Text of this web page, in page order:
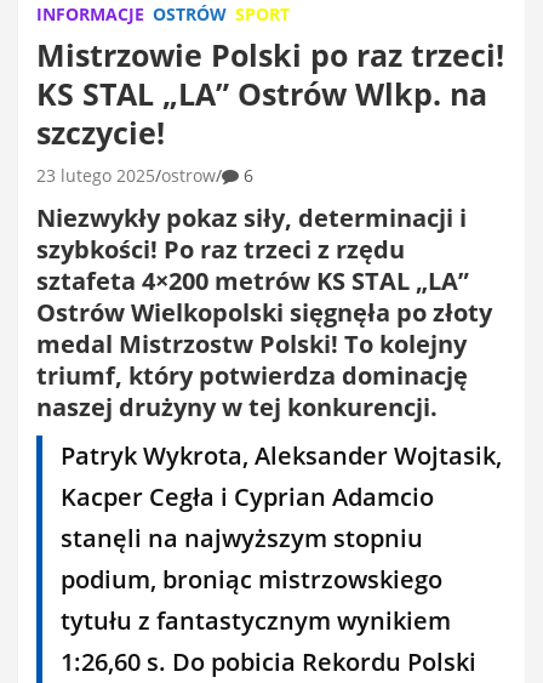
INFORMACJE OSTRÓW SPORT
Mistrzowie Polski po raz trzeci!
KS STAL „LA” Ostrów Wlkp. na
szczycie!
23 lutego 2025 ostrow 6
Niezwykły pokaz siły, determinacji i
szybkości! Po raz trzeci z rzędu
sztafeta 4×200 metrów KS STAL „LA”
Ostrów Wielkopolski sięgnęła po złoty
medal Mistrzostw Polski! To kolejny
triumf, który potwierdza dominację
naszej drużyny w tej konkurencji.
Patryk Wykrota, Aleksander Wojtasik,
Kacper Cegła i Cyprian Adamcio
stanęli na najwyższym stopniu
podium, broniąc mistrzowskiego
tytułu z fantastycznym wynikiem
1:26,60 s. Do pobicia Rekordu Polski